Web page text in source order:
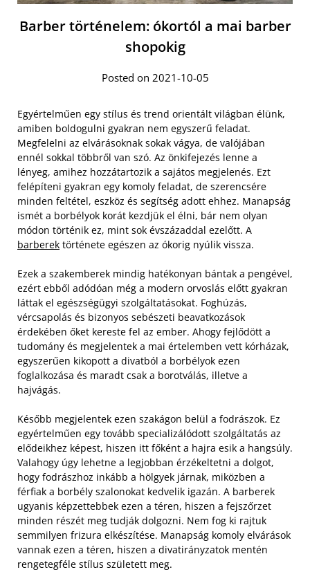
Barber történelem: ókortól a mai barber
shopokig
Posted on 2021-10-05
Egyértelműen egy stílus és trend orientált világban élünk,
amiben boldogulni gyakran nem egyszerű feladat.
Megfelelni az elvárásoknak sokak vágya, de valójában
ennél sokkal többről van szó. Az önkifejezés lenne a
lényeg, amihez hozzátartozik a sajátos megjelenés. Ezt
felépíteni gyakran egy komoly feladat, de szerencsére
minden feltétel, eszköz és segítség adott ehhez. Manapság
ismét a borbélyok korát kezdjük el élni, bár nem olyan
módon történik ez, mint sok évszázaddal ezelőtt. A
barberek története egészen az ókorig nyúlik vissza.
Ezek a szakemberek mindig hatékonyan bántak a pengével,
ezért ebből adódóan még a modern orvoslás előtt gyakran
láttak el egészségügyi szolgáltatásokat. Foghúzás,
vércsapolás és bizonyos sebészeti beavatkozások
érdekében őket kereste fel az ember. Ahogy fejlődött a
tudomány és megjelentek a mai értelemben vett kórházak,
egyszerűen kikopott a divatból a borbélyok ezen
foglalkozása és maradt csak a borotválás, illetve a
hajvágás.
Később megjelentek ezen szakágon belül a fodrászok. Ez
egyértelműen egy tovább specializálódott szolgáltatás az
elődeikhez képest, hiszen itt főként a hajra esik a hangsúly.
Valahogy úgy lehetne a legjobban érzékeltetni a dolgot,
hogy fodrászhoz inkább a hölgyek járnak, miközben a
férfiak a borbély szalonokat kedvelik igazán. A barberek
ugyanis képzettebbek ezen a téren, hiszen a fejszőrzet
minden részét meg tudják dolgozni. Nem fog ki rajtuk
semmilyen frizura elkészítése. Manapság komoly elvárások
vannak ezen a téren, hiszen a divatirányzatok mentén
rengetegféle stílus született meg.